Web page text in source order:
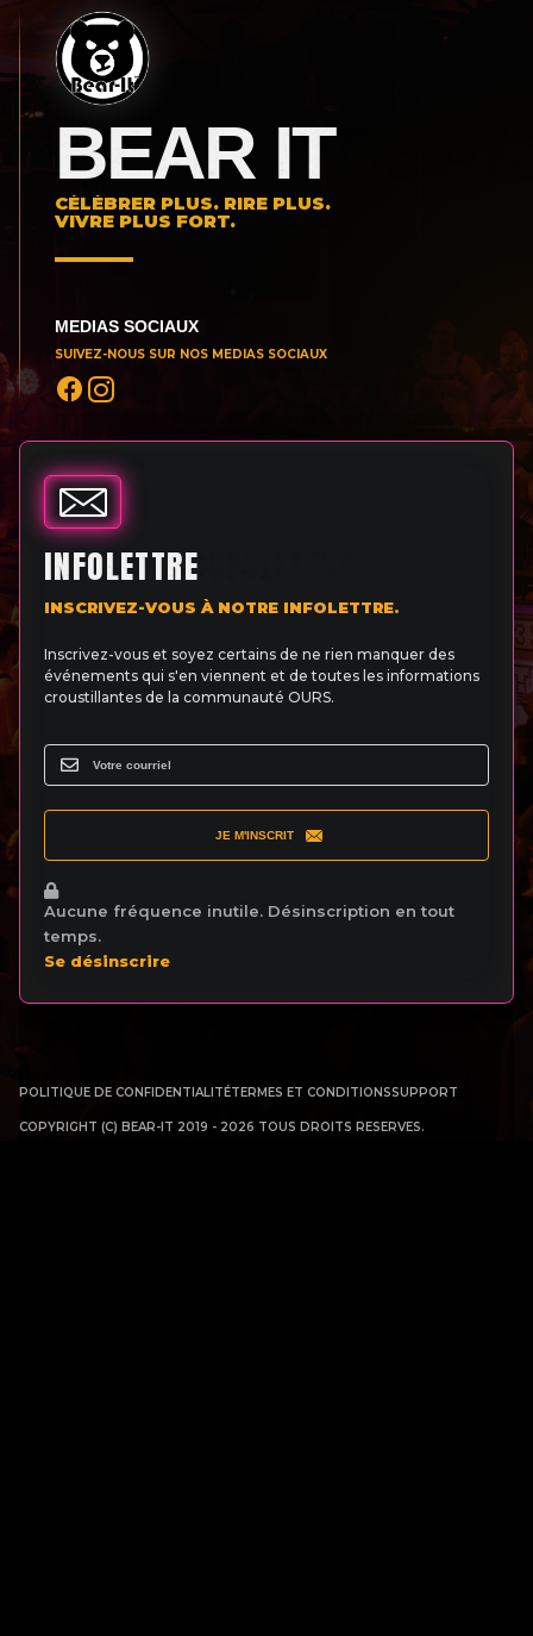
BEAR IT
CÉLÉBRER PLUS. RIRE PLUS.
VIVRE PLUS FORT.
MEDIAS SOCIAUX
SUIVEZ-NOUS SUR NOS MEDIAS SOCIAUX
INFOLETTRE
INSCRIVEZ-VOUS À NOTRE INFOLETTRE.
Inscrivez-vous et soyez certains de ne rien manquer des
événements qui s'en viennent et de toutes les informations
croustillantes de la communauté OURS.
JE M'INSCRIT
Aucune fréquence inutile. Désinscription en tout
temps.
Se désinscrire
POLITIQUE DE CONFIDENTIALITÉTERMES ET CONDITIONSSUPPORT
COPYRIGHT (C) BEAR-IT 2019 - 2026 TOUS DROITS RESERVES.